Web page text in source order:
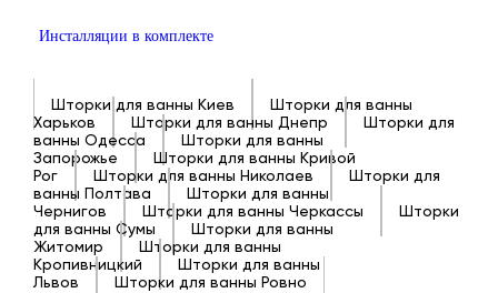
Инсталляции в комплекте
Шторки для ванны Киев
Шторки для ванны
Харьков
Шторки для ванны Днепр
Шторки для
ванны Одесса
Шторки для ванны
Запорожье
Шторки для ванны Кривой
Рог
Шторки для ванны Николаев
Шторки для
ванны Полтава
Шторки для ванны
Чернигов
Шторки для ванны Черкассы
Шторки
для ванны Сумы
Шторки для ванны
Житомир
Шторки для ванны
Кропивницкий
Шторки для ванны
Львов
Шторки для ванны Ровно